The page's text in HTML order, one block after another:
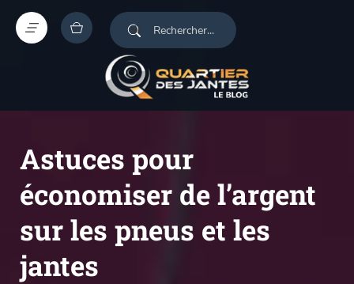
Astuces pour
économiser de l’argent
sur les pneus et les
jantes